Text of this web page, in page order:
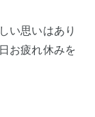
い思いはあり
お疲れ休みを